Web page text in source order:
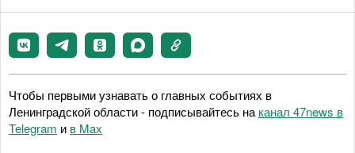
Чтобы первыми узнавать о главных событиях в
Ленинградской области - подписывайтесь на канал 47news в
Telegram и в Maх